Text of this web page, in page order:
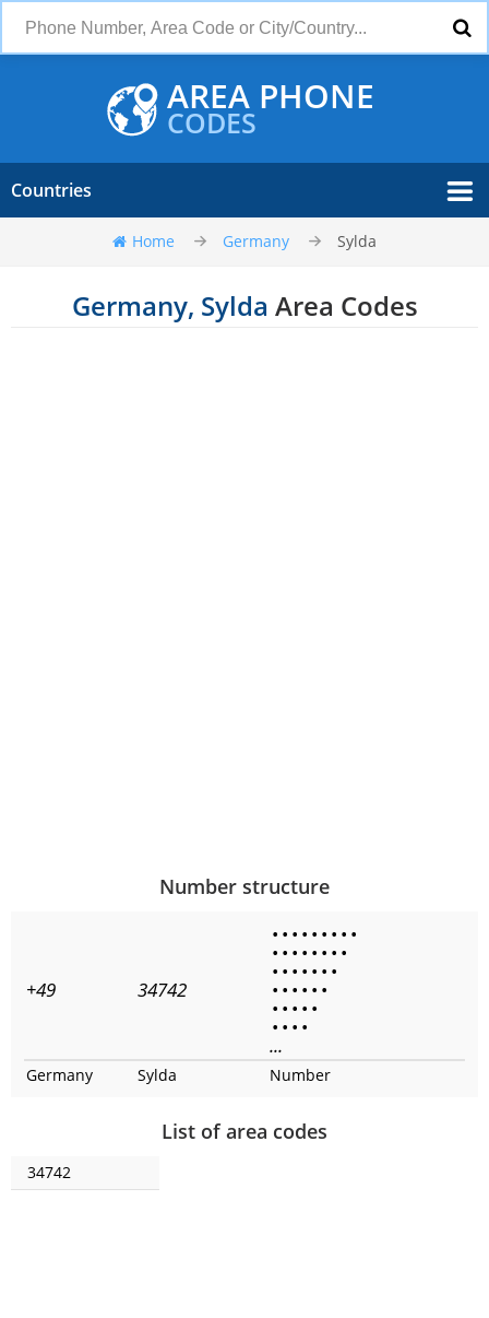
AREA PHONE
CODES
Countries
Home Germany Sylda
Germany, Sylda Area Codes
Number structure
+49 34742
• • • • • • • • •
• • • • • • • •
• • • • • • •
• • • • • •
• • • • •
• • • •
...
Germany Sylda Number
List of area codes
34742